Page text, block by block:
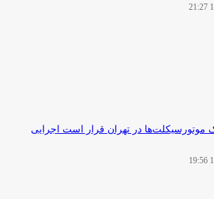
موتورسیکلت‌ها در تهران قرار است اجرایی